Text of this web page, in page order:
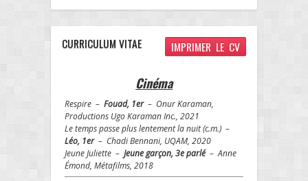
CURRICULUM VITAE IMPRIMER LE CV
Cinéma
Respire – Fouad, 1er – Onur Karaman,
Productions Ugo Karaman Inc., 2021
Le temps passe plus lentement la nuit (c.m.) –
Léo, 1er – Chadi Bennani, UQAM, 2020
Jeune Juliette – Jeune garçon, 3e parlé–Anne
Émond, Métafilms, 2018